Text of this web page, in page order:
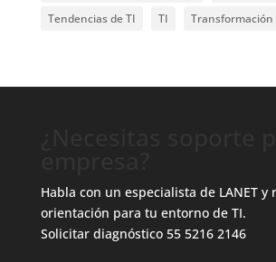
Tendencias de TI
TI
Habla con un especialista de LANET y
orientación para tu entorno de TI.
Solicitar diagnóstico 55 5216 2146